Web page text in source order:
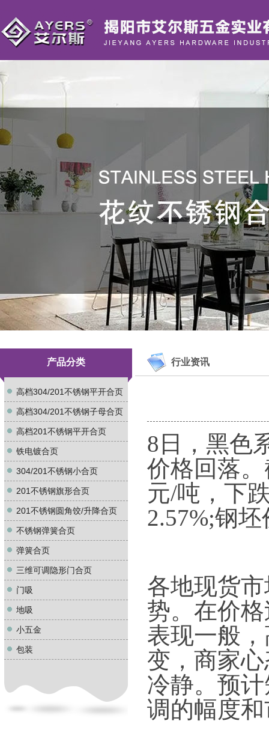
产品分类
高档304/201不锈钢平开合页
高档304/201不锈钢子母合页
高档201不锈钢平开合页
铁电镀合页
304/201不锈钢小合页
201不锈钢旗形合页
201不锈钢圆角饺/升降合页
不锈钢弹簧合页
弹簧合页
三维可调隐形门合页
门吸
地吸
小五金
包装
行业资讯
8日，黑色
价格回落
元/吨，下
2.57%;钢
各地现货
势。在价
表现一般
变，商家
冷静。预
调的幅度